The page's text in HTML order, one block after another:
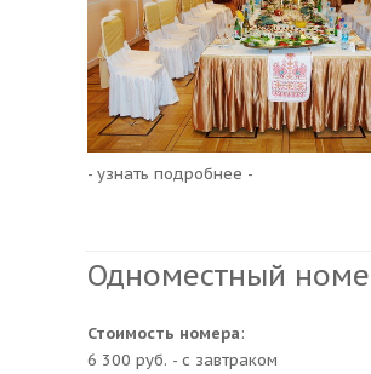
- узнать подробнее -
Одноместный
Стоимость номера:
6 300 руб. - с завтраком